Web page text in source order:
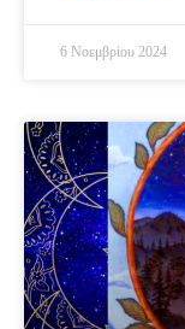
6 Νοεμβρίου 2024